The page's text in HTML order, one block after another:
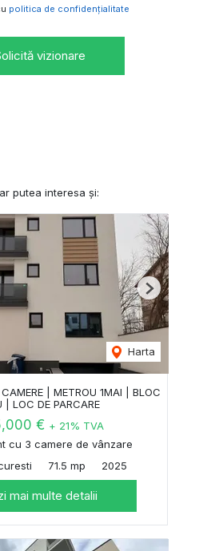
politica de confidențialitate
vizionare
putea interesa și:
Harta
Next
| METROU 1MAI | BLOC
| LOC DE PARCARE
€ + 21% TVA
cu 3 camere de vânzare
71.5 mp 2025
mai multe detalii